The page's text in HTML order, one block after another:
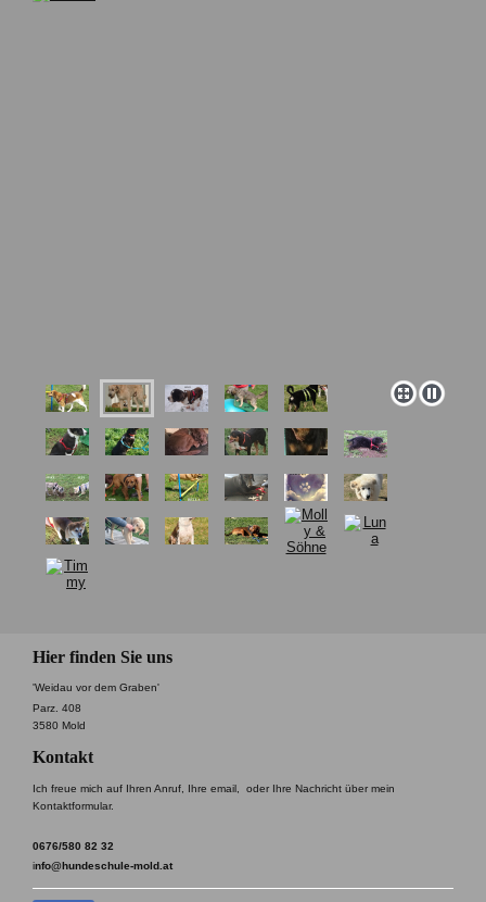
Hier finden Sie uns
'Weidau vor dem Graben'
Parz. 408
3580 Mold
Kontakt
Ich freue mich auf Ihren Anruf, Ihre email, oder Ihre Nachricht über mein
Kontaktformular.
0676/580 82 32
info@hundeschule-mold.at